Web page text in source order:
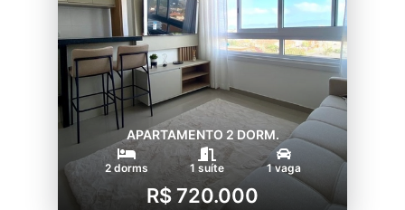
APARTAMENTO 2 DORM.
2 dorms 1 suíte 1 vaga
R$ 720.000